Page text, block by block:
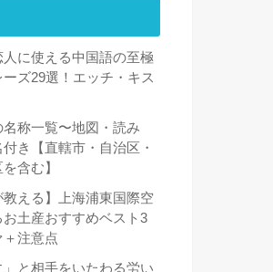
人に使える中国語の至極
ズ29選！エッチ・キス
称一覧〜地図・読み
き【直轄市・自治区・
含む】
教える】上海浦東国際空
お土産おすすめベスト3
＋注意点
」と相手をいたわる労い